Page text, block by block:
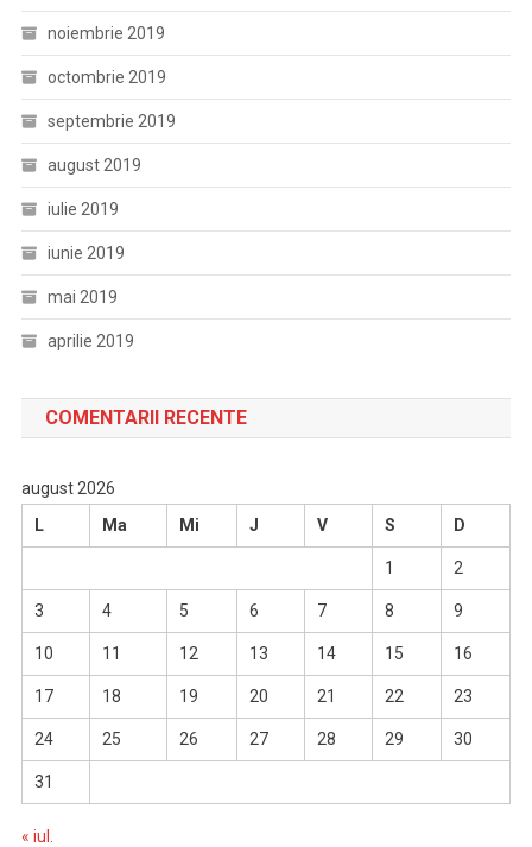
noiembrie 2019
octombrie 2019
septembrie 2019
august 2019
iulie 2019
iunie 2019
mai 2019
aprilie 2019
COMENTARII RECENTE
august 2026
L
Ma Mi J V S D
1 2
3 4 5 6 7 8 9
10 11 12 13 14 15 16
17 18 19 20 21 22 23
24 25 26 27 28 29 30
31
« iul.